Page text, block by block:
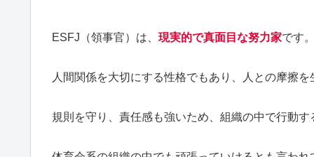
ESFJ（領事官）は、 現実的で真面目な努力家です
人間関係を大切にする性格でもあり、人との摩擦
規則を守り、責任感も強いため、組織の中で行動